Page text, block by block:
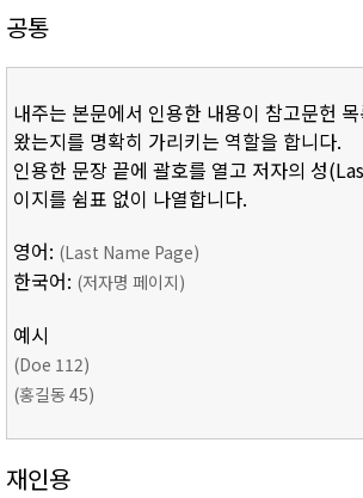
공통
내주는 본문에서 인용한 내용이 참고문헌
왔는지를 명확히 가리키는 역할을 합니다.
인용한 문장 끝에 괄호를 열고 저자의 성
이지를 쉼표 없이 나열합니다.
영어: (Last Name Page)
한국어: (저자명 페이지)
예시
(Doe 112)
(홍길동 45)
재인용